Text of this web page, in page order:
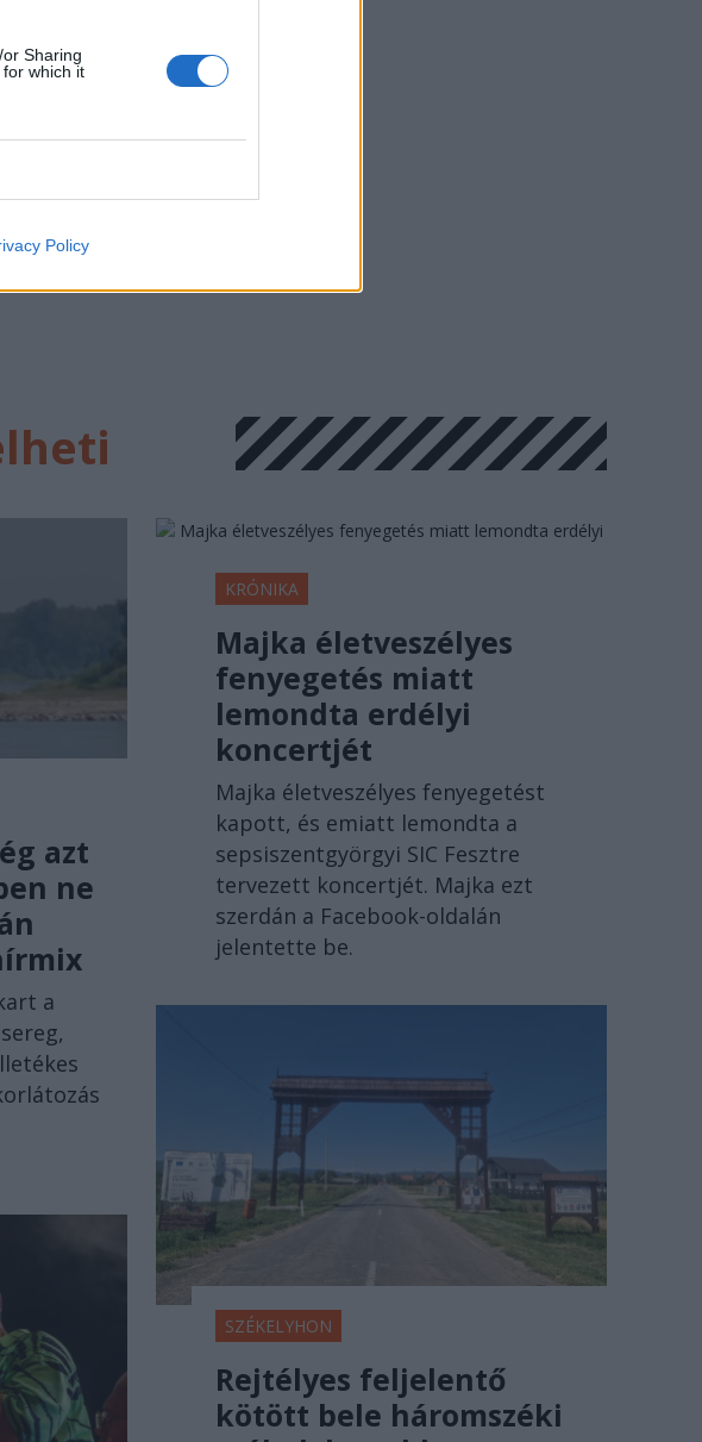
Sharing
which it
Policy
azt
ne
a
KRÓNIKA
Majka életveszélyes
fenyegetés miatt
lemondta erdélyi
koncertjét
Majka életveszélyes fenyegetést
kapott, és emiatt lemondta a
sepsiszentgyörgyi SIC Fesztre
tervezett koncertjét. Majka ezt
szerdán a Facebook-oldalán
jelentette be.
SZÉKELYHON
Rejtélyes feljelentő
kötött bele háromszéki